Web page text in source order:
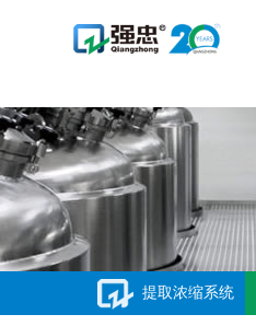
华体会平台
提取浓缩系统